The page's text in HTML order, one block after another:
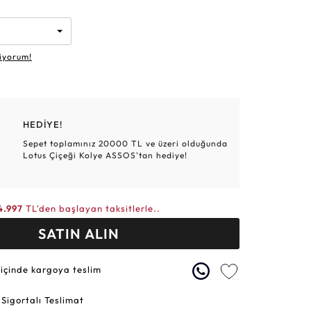
Elmas Bilezikler
Altın Tesbihler
Altın Hasır Setler
Violet
HEDİYE!
Sepet toplamınız 20000 TL ve üzeri olduğunda
Lotus Çiçeği Kolye ASSOS'tan hediye!
TL'den başlayan taksitlerle..
SATIN ALIN
kargoya teslim
Teslimat